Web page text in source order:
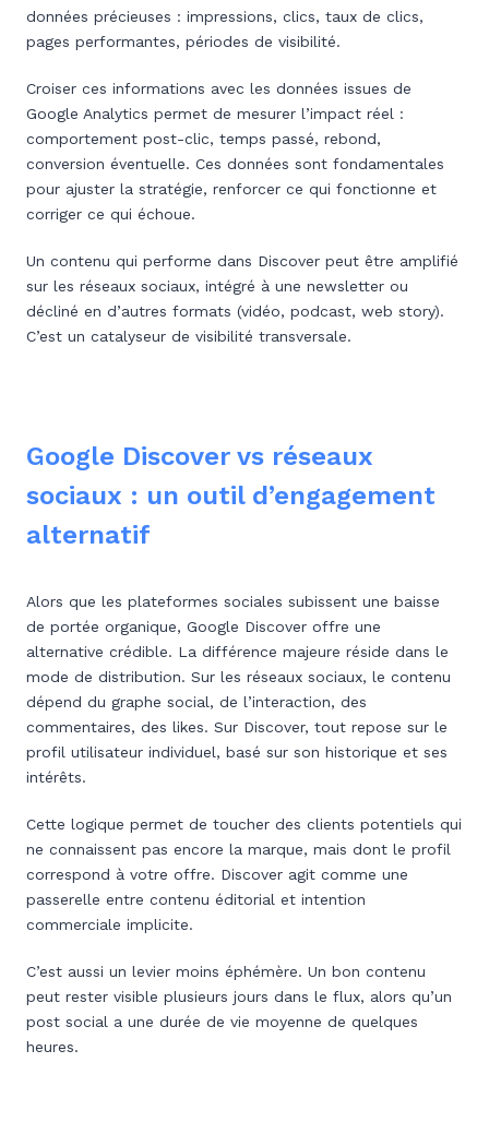
données précieuses : impressions, clics, taux de clics,
pages performantes, périodes de visibilité.
Croiser ces informations avec les données issues de
Google Analytics permet de mesurer l’impact réel :
comportement post-clic, temps passé, rebond,
conversion éventuelle. Ces données sont fondamentales
pour ajuster la stratégie, renforcer ce qui fonctionne et
corriger ce qui échoue.
Un contenu qui performe dans Discover peut être amplifié
sur les réseaux sociaux, intégré à une newsletter ou
décliné en d’autres formats (vidéo, podcast, web story).
C’est un catalyseur de visibilité transversale.
Google Discover vs réseaux
sociaux : un outil d’engagement
alternatif
Alors que les plateformes sociales subissent une baisse
de portée organique, Google Discover offre une
alternative crédible. La différence majeure réside dans le
mode de distribution. Sur les réseaux sociaux, le contenu
dépend du graphe social, de l’interaction, des
commentaires, des likes. Sur Discover, tout repose sur le
profil utilisateur individuel, basé sur son historique et ses
intérêts.
Cette logique permet de toucher des clients potentiels qui
ne connaissent pas encore la marque, mais dont le profil
correspond à votre offre. Discover agit comme une
passerelle entre contenu éditorial et intention
commerciale implicite.
C’est aussi un levier moins éphémère. Un bon contenu
peut rester visible plusieurs jours dans le flux, alors qu’un
post social a une durée de vie moyenne de quelques
heures.